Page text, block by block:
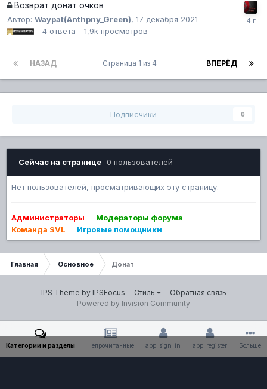
Возврат донат очков
Автор: Waypat(Anthpny_Green), 17 декабря 2021
4 ответа 1,9k просмотров
НАЗАД ВПЕРЁД
Страница 1 из 4
Подписчики 0
Сейчас на странице 0 пользователей
Нет пользователей, просматривающих эту страницу.
Администраторы
Модераторы форума
Команда SVL
Игровые помощники
Главная Основное Донат
IPS Theme by IPSFocus Стиль
Обратная связь
Powered by Invision Community
Категории и разделы Непрочитанные app_sign_in app_register Больше